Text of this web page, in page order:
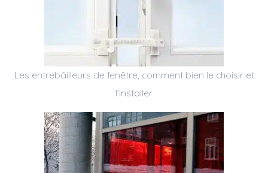
Les entrebâilleurs de fenêtre, comment bien le choisir et
l’installer